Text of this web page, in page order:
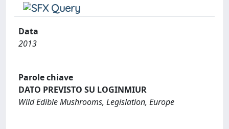
Data
2013
Parole chiave
DATO PREVISTO SU LOGINMIUR
Wild Edible Mushrooms, Legislation, Europe